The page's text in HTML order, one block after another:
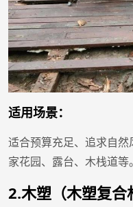
适用场景：
适合预算充足、追求自
家花园、露台、木栈道等。
2.木塑（木塑复合